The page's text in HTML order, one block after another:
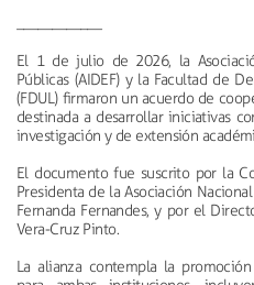
El 1 de julio de 2026, la
Públicas (AIDEF) y la Facultad de
(FDUL) firmaron un acuerdo de
destinada a desarrollar iniciativas
investigación y de extensión
El documento fue suscrito por la
Presidenta de la Asociación
Fernanda Fernandes, y por el
Vera-Cruz Pinto.
La alianza contempla la